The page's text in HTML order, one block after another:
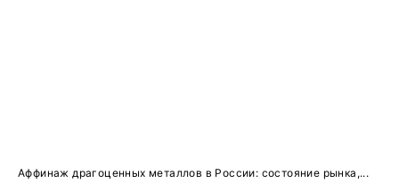
Аффинаж драгоценных металлов в России: состояние рынка,...